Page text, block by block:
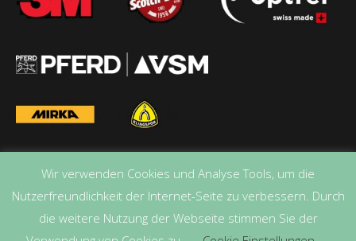
Wir verwenden Cookies und Analyse Tools, um die
Nutzerfreundlichkeit der Internet-Seite zu verbessern. Durch
die weitere Nutzung der Webseite stimmen Sie der